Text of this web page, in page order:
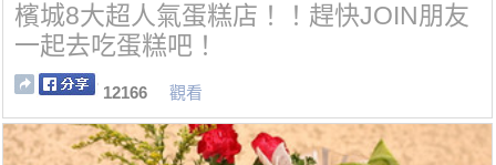
檳城8大超人氣蛋糕店！！趕快JOIN朋友
一起去吃蛋糕吧！
12166 觀看